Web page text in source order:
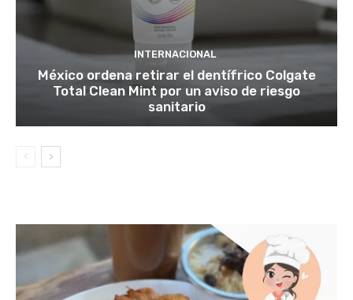
INTERNACIONAL
México ordena retirar el dentífrico Colgate
Total Clean Mint por un aviso de riesgo
sanitario